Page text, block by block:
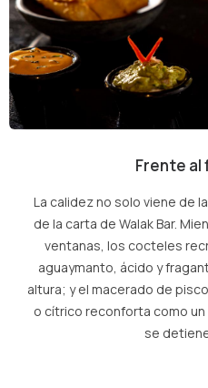
Frente al
La calidez no solo viene de
de la carta de Walak Bar.
ventanas, los cocteles
aguaymanto, ácido y
altura; y el macerado de
o cítrico reconforta como
se